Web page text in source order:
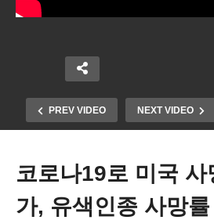
PREV VIDEO NEXT VIDEO
코로나19로 미국
가, 유색인종 사망률